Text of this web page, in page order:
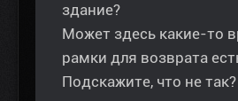
здание?
Может здесь какие-то
рамки для возврата
Подскажите, что не так?